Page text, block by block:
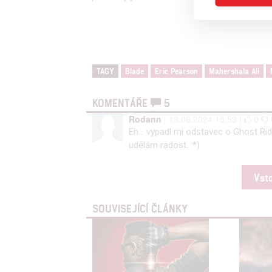
TAGY Blade Eric Pearson Mahershala Ali
KOMENTÁŘE
5
Rodann
Eh… vypadl mi odstavec o Ghost
udělám radost. :*)
SOUVISEJÍCÍ ČLÁNKY
and
Udělením
možnost:
advertising